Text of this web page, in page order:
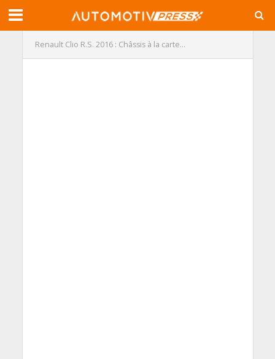
Renault Clio R.S. 2016 : Châssis à la carte…